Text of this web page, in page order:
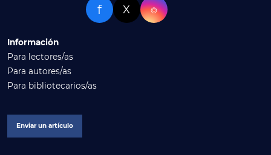
f X ⌾
Información
Para lectores/as
Para autores/as
Para bibliotecarios/as
Enviar un artículo